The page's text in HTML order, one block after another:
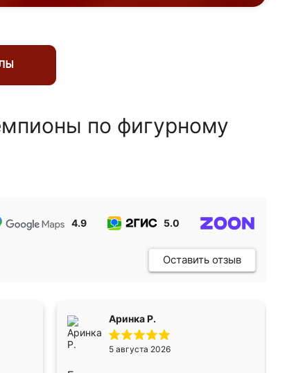
по фигурному
4.9 5.0
Оставить отзыв
Аринка Р.
5 августа 2026